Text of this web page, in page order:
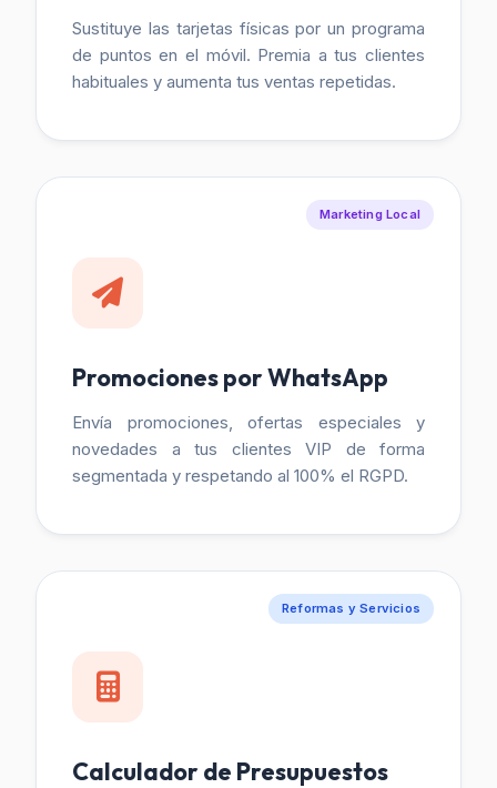
Sustituye las tarjetas físicas por un programa
de puntos en el móvil. Premia a tus clientes
habituales y aumenta tus ventas repetidas.
Marketing Local
Promociones por WhatsApp
Envía promociones, ofertas especiales y
novedades a tus clientes VIP de forma
segmentada y respetando al 100% el RGPD.
Reformas y Servicios
Calculador de Presupuestos